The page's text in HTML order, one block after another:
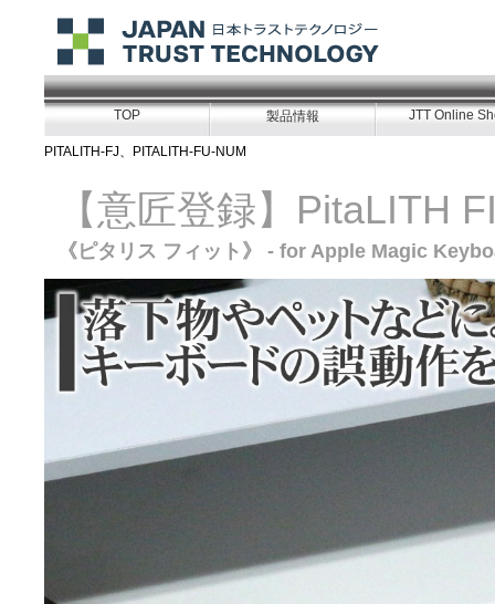
TOP 製品情報 JTT Online
PITALITH-FJ、PITALITH-FU-NUM
【意匠登録】PitaLITH
《ピタリス フィット》 - for Apple Magic